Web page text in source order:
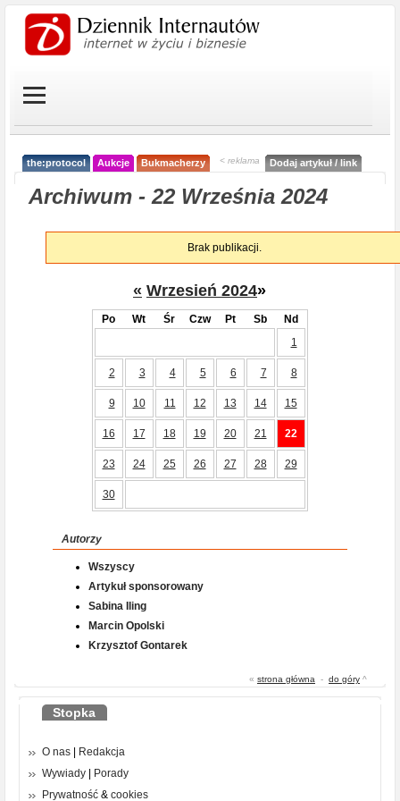
the:protocol Aukcje Bukmacherzy < reklama Dodaj artykuł / link
Archiwum - 22 Września 2024
Brak publikacji.
« Wrzesień 2024»
Po Wt Śr Czw Pt Sb
Nd
1
2 3 4 5 6 7 8
9 10 11 12 13 14 15
16 17 18 19 20 21 22
23 24 25 26 27 28 29
30
Autorzy
Wszyscy
Artykuł sponsorowany
Sabina Iling
Marcin Opolski
Krzysztof Gontarek
« strona główna - do góry ^
Stopka
O nas
Redakcja
Wywiady
Porady
Prywatność & cookies